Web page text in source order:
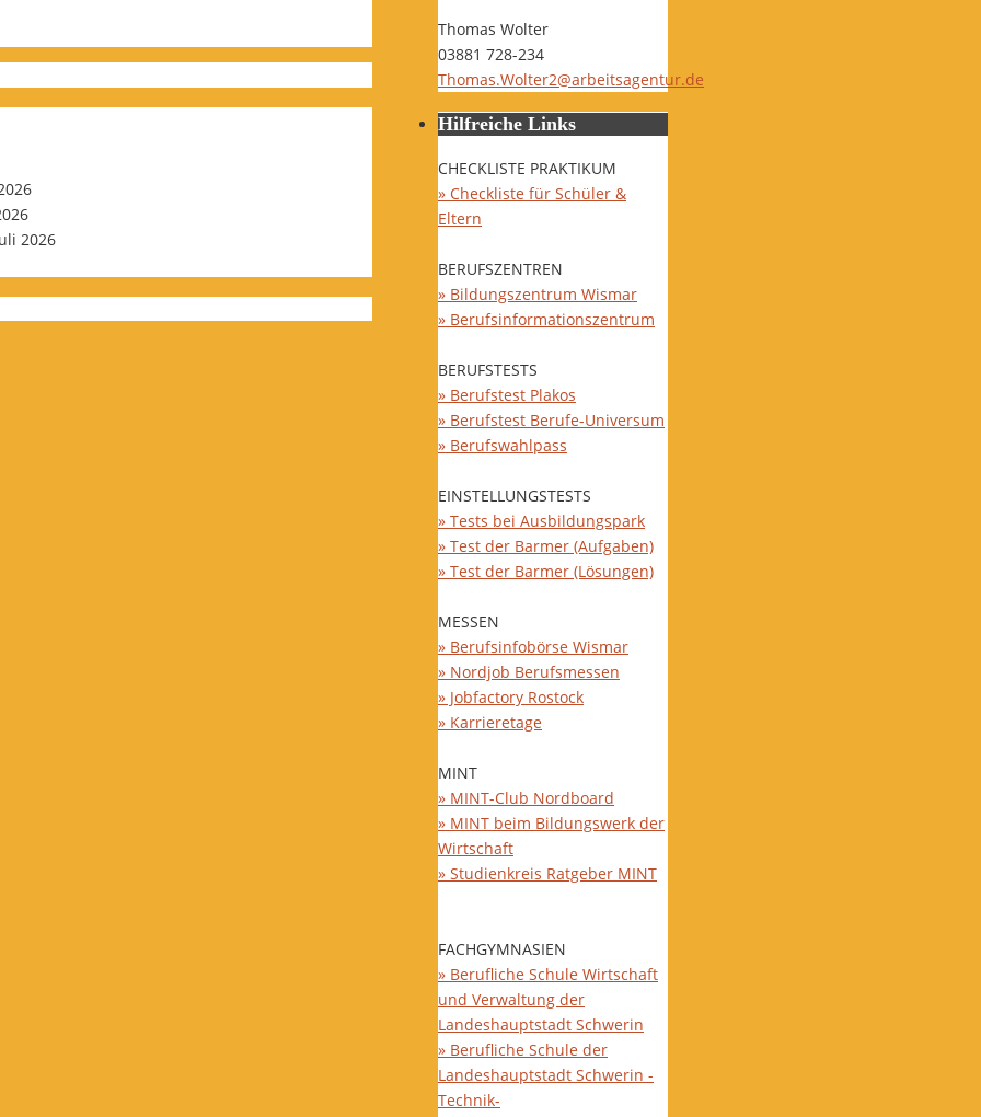
2026
Thomas Wolter
03881 728-234
Thomas.Wolter2@arbeitsagentur.de
Hilfreiche Links
CHECKLISTE PRAKTIKUM
» Checkliste für Schüler &
Eltern
BERUFSZENTREN
» Bildungszentrum Wismar
» Berufsinformationszentrum
BERUFSTESTS
» Berufstest Plakos
» Berufstest Berufe-Universum
» Berufswahlpass
EINSTELLUNGSTESTS
» Tests bei Ausbildungspark
» Test der Barmer (Aufgaben)
» Test der Barmer (Lösungen)
MESSEN
» Berufsinfobörse Wismar
» Nordjob Berufsmessen
» Jobfactory Rostock
» Karrieretage
MINT
» MINT-Club Nordboard
» MINT beim Bildungswerk der
Wirtschaft
» Studienkreis Ratgeber MINT
FACHGYMNASIEN
» Berufliche Schule Wirtschaft
und Verwaltung der
Landeshauptstadt Schwerin
» Berufliche Schule der
Landeshauptstadt Schwerin -
Technik-